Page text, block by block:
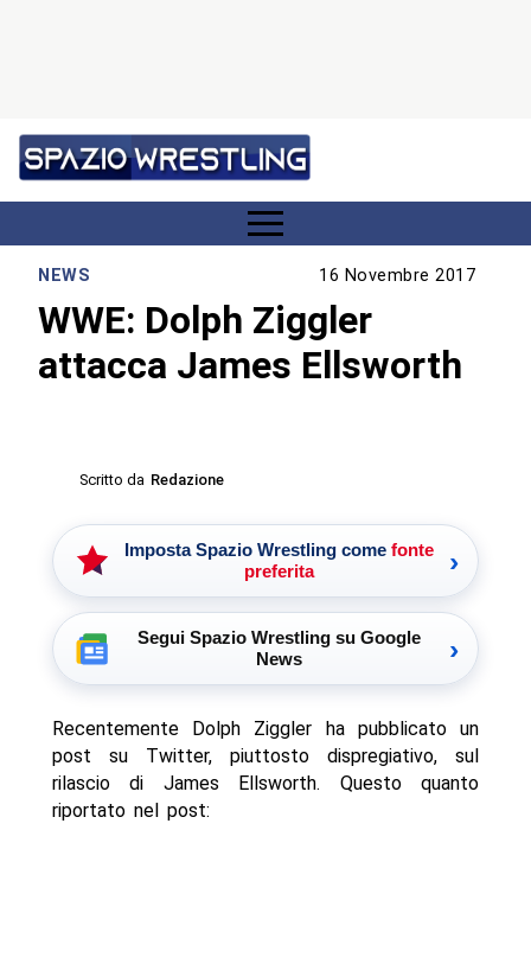
NEWS 16 Novembre 2017
WWE: Dolph Ziggler
attacca James Ellsworth
Scritto da Redazione
Imposta Spazio Wrestling come fonte
preferita
›
Segui Spazio Wrestling su Google
News
›
Recentemente Dolph Ziggler ha pubblicato un
post su Twitter, piuttosto dispregiativo, sul
rilascio di James Ellsworth. Questo quanto
riportato nel post: